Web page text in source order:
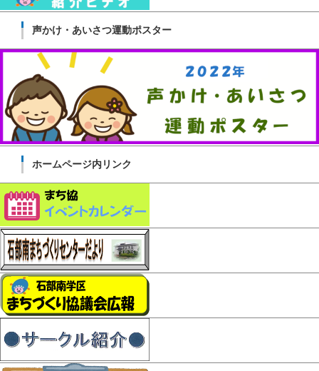
声かけ・あいさつ運動ポスター
ホームページ内リンク